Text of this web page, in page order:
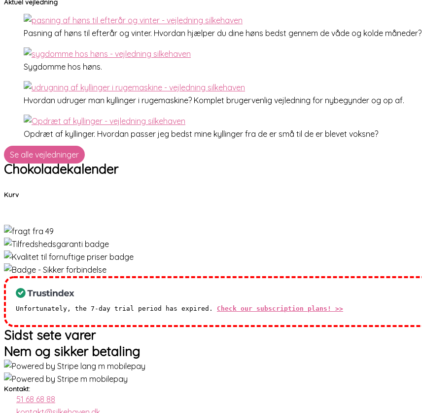
Aktuel vejledning
Pasning af høns til efterår og vinter. Hvordan hjælper du dine høns bedst gennem de våde og kolde måneder?
Sygdomme hos høns.
Hvordan udruger man kyllinger i rugemaskine? Komplet brugervenlig vejledning for nybegynder og op af.
Opdræt af kyllinger. Hvordan passer jeg bedst mine kyllinger fra de er små til de er blevet voksne?
Se alle vejledninger
Chokoladekalender
Kurv
Unfortunately, the 7-day trial period has expired. Check our subscription plans! >>
Sidst sete varer
Nem og sikker betaling
Kontakt:
51 68 68 88